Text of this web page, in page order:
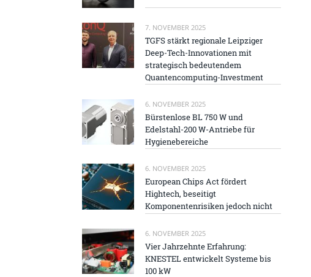
7. NOVEMBER 2025
TGFS stärkt regionale Leipziger
Deep-Tech-Innovationen mit
strategisch bedeutendem
Quantencomputing-Investment
6. NOVEMBER 2025
Bürstenlose BL 750 W und
Edelstahl-200 W-Antriebe für
Hygienebereiche
6. NOVEMBER 2025
European Chips Act fördert
Hightech, beseitigt
Komponentenrisiken jedoch nicht
6. NOVEMBER 2025
Vier Jahrzehnte Erfahrung:
KNESTEL entwickelt Systeme bis
100 kW